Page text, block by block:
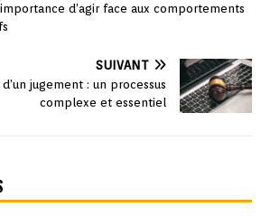
d’agir face aux comportements
SUIVANT
jugement : un processus
complexe et essentiel